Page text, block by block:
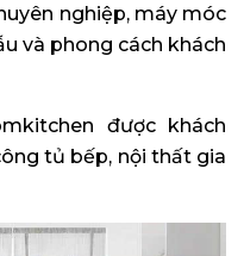
nghiệp, máy móc
và phong cách khách
được khách
tủ bếp, nội thất gia